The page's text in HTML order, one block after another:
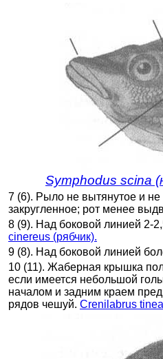
Symphodus scina
7 (6). Рыло не вытянутое и не
закругленное; рот менее
8 (9). Над боковой линией 2-
cinereus (рябчик).
9 (8). Над боковой линией
10 (11). Жаберная крышка
если имеется небольшой
началом и задним краем
рядов чешуй. Crenilabrus